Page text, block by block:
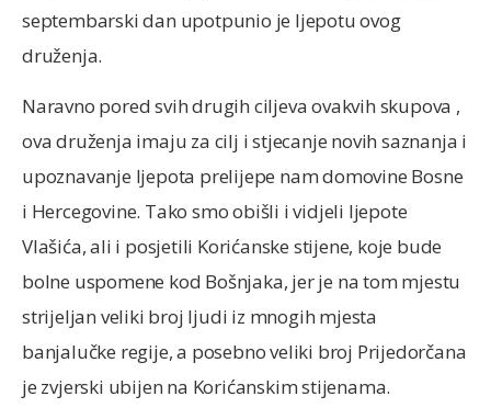
septembarski dan upotpunio je ljepotu ovog
druženja.
Naravno pored svih drugih ciljeva ovakvih skupova ,
ova druženja imaju za cilj i stjecanje novih saznanja i
upoznavanje ljepota prelijepe nam domovine Bosne
i Hercegovine. Tako smo obišli i vidjeli ljepote
Vlašića, ali i posjetili Korićanske stijene, koje bude
bolne uspomene kod Bošnjaka, jer je na tom mjestu
strijeljan veliki broj ljudi iz mnogih mjesta
banjalučke regije, a posebno veliki broj Prijedorčana
je zvjerski ubijen na Korićanskim stijenama.